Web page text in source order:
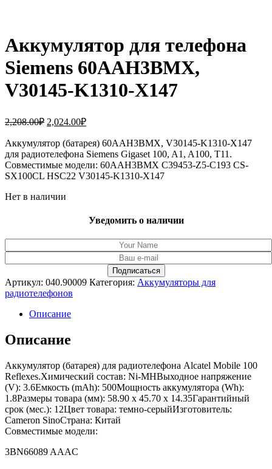
Аккумулятор для телефона
Siemens 60AAH3BMX,
V30145-K1310-X147
2,208.00₽ Первоначальная
составляла
2,208.00₽.
2,024.00₽Текущая
2,024.00₽.
Аккумулятор (батарея) 60AAH3BMX, V30145-K1310-X147
для радиотелефона Siemens Gigaset 100, A1, A100, T11.
Совместимые модели: 60AAH3BMX C39453-Z5-C193 CS-
SX100CL HSC22 V30145-K1310-X147
Нет в наличии
Уведомить о наличии
Артикул: 040.90009 Категория: Аккумуляторы для
радиотелефонов
Описание
Описание
Аккумулятор (батарея) для радиотелефона Alcatel Mobile 100
Reflexes.Химический состав: Ni-MHВыходное напряжение
(V): 3.6Емкость (mAh): 500Мощность аккумулятора (Wh):
1.8Размеры товара (мм): 58.90 x 45.70 x 14.35Гарантийный
срок (мес.): 12Цвет товара: темно-серыйИзготовитель:
Cameron SinoСтрана: Китай
Совместимые модели:
3BN66089 AAAC